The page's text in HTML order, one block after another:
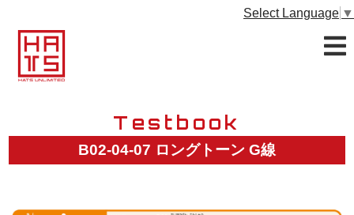
Select Language ▼
Testbook
B02-04-07 ロングトーン G線